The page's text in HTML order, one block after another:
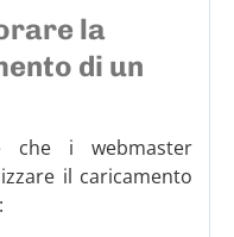
la
di un
che i webmaster
il caricamento